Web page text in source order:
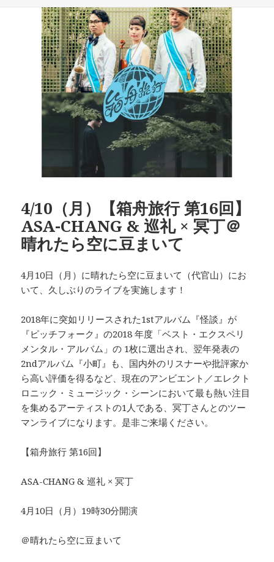
ゴ
リ
ー
4/10（月）【箱舟旅行 第16回】
ASA-CHANG & 巡礼 × 冥丁＠
晴れたら空に豆まいて
4月10日（月）に晴れたら空に豆まいて（代官山）にお
いて、久しぶりのライブを実施します！
2018年に突如リリースされた1stアルバム『怪談』が
『ピッチフォーク』の2018 年度「ベスト・エクスペリ
メンタル・アルバム」の 1枚に選出され、翌年発表の
2ndアルバム『小町』も、国内外のリスナーや批評家か
ら高い評価を得るなど、現在のアンビエント／エレクト
ロニック・ミュージック・シーンにおいて最も熱い注目
を集めるアーティストの1人である、冥丁さんとのツー
マンライブになります。是非ご来場ください。
【箱舟旅行 第16回】
ASA-CHANG & 巡礼 × 冥丁
4月10日（月）19時30分開演
＠晴れたら空に豆まいて